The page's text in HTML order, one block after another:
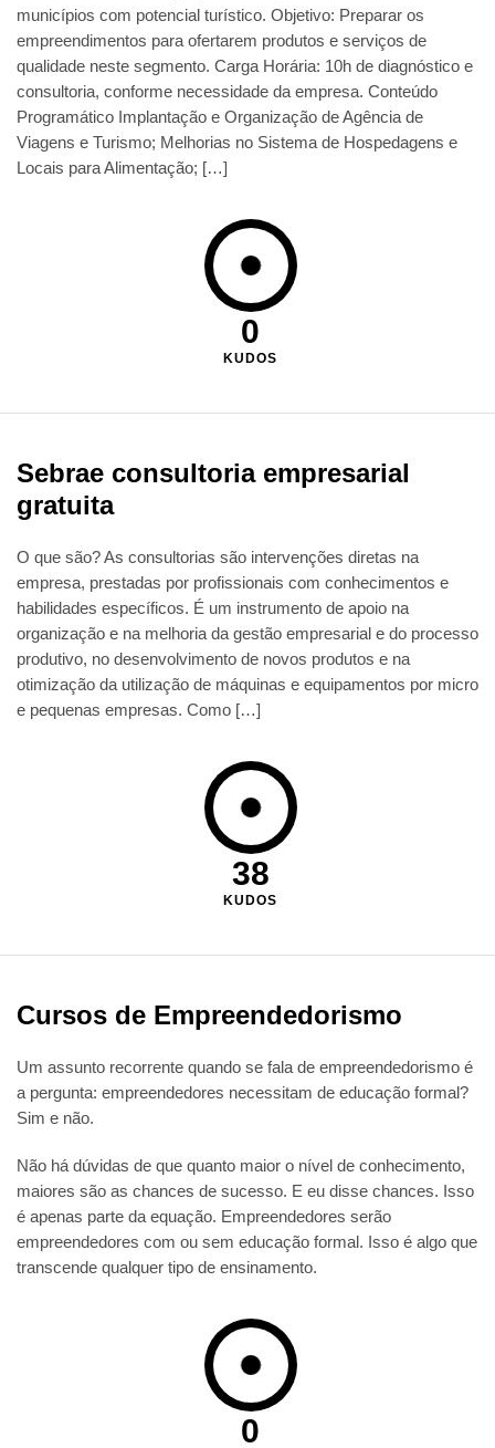
municípios com potencial turístico. Objetivo: Preparar os
empreendimentos para ofertarem produtos e serviços de
qualidade neste segmento. Carga Horária: 10h de diagnóstico e
consultoria, conforme necessidade da empresa. Conteúdo
Programático Implantação e Organização de Agência de
Viagens e Turismo; Melhorias no Sistema de Hospedagens e
Locais para Alimentação; […]
0
KUDOS
Sebrae consultoria empresarial
gratuita
O que são? As consultorias são intervenções diretas na
empresa, prestadas por profissionais com conhecimentos e
habilidades específicos. É um instrumento de apoio na
organização e na melhoria da gestão empresarial e do processo
produtivo, no desenvolvimento de novos produtos e na
otimização da utilização de máquinas e equipamentos por micro
e pequenas empresas. Como […]
38
KUDOS
Cursos de Empreendedorismo
Um assunto recorrente quando se fala de empreendedorismo é
a pergunta: empreendedores necessitam de educação formal?
Sim e não.
Não há dúvidas de que quanto maior o nível de conhecimento,
maiores são as chances de sucesso. E eu disse chances. Isso
é apenas parte da equação. Empreendedores serão
empreendedores com ou sem educação formal. Isso é algo que
transcende qualquer tipo de ensinamento.
0